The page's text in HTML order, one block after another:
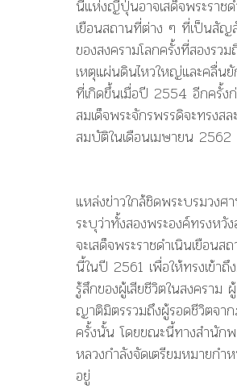
นีแห่งญี่ปุ่นอาจเสด็จพระราชด
เยือนสถานที่ต่าง ๆ ที่เป็นสั
ของสงครามโลกครั้งที่สองรวม
เหตุแผ่นดินไหวใหญ่และคลื่น
ที่เกิดขึ้นเมื่อปี 2554 อีกครั้ง
สมเด็จพระจักรพรรดิจะทรงสล
สมบัติในเดือนเมษายน 2562
แหล่งข่าวใกล้ชิดพระบรมวงศ
ระบุว่าทั้งสองพระองค์ทรงหวั
จะเสด็จพระราชดำเนินเยือนส
นี้ในปี 2561 เพื่อให้ทรงเข้าถึ
รู้สึกของผู้เสียชีวิตในสงคราม
ญาติมิตรรวมถึงผู้รอดชีวิตจา
ครั้งนั้น โดยขณะนี้ทางสำนักพ
หลวงกำลังจัดเตรียมหมายกำ
อยู่